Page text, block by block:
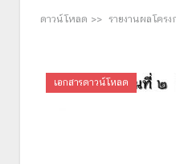
ดาวน์โหลด >> รายงานผลโคร
เอกสารดาวน์โหลด